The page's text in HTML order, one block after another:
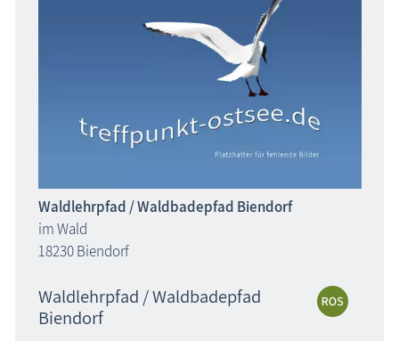
Waldlehrpfad / Waldbadepfad Biendorf
im Wald
18230 Biendorf
Waldlehrpfad / Waldbadepfad
Biendorf